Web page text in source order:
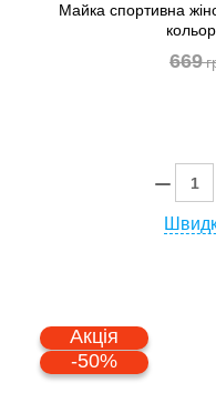
Майка спортивна
669
Акція
-50%